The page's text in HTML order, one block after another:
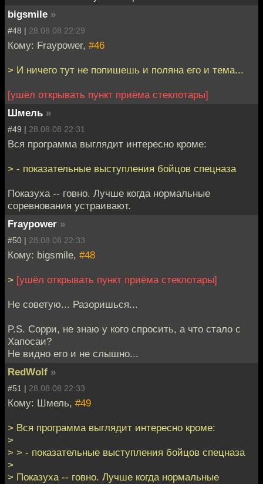
bigsmile »
#48 | 28.08.08 22:29
Кому: Fraypower, #46
> И ничего тут не попишешь и поляна его и тема...
[ушёл открывать пункт приёма стеклотары]
Шмель »
#49 | 28.08.08 22:31
Вся программа выглядит интересно кроме:
> - показательные выступления бойцов спецназа
Показуха -- говно. Лучше когда нормальные
соревнования устраивают.
Fraypower »
#50 | 28.08.08 22:33
Кому: bigsmile, #48
> [ушёл открывать пункт приёма стеклотары]
Не советую... Разоришься...
P.S. Cорри, не знаю у кого спросить, а что стало с
Хапосаи?
Не видно его и не слышно...
RedWolf »
#51 | 28.08.08 22:33
Кому: Шмель, #49
> Вся программа выглядит интересно кроме:
>
> > - показательные выступления бойцов спецназа
>
> Показуха -- говно. Лучше когда нормальные